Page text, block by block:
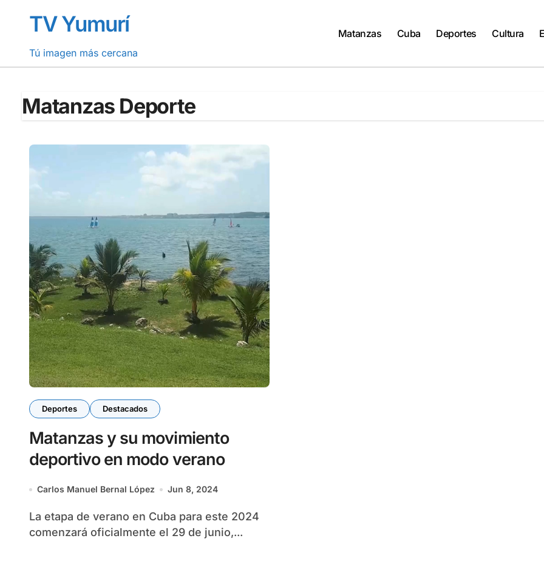
contenidoTV Yumurí
Tú imagen más cercana
Matanzas Cuba Deportes Cultura
Matanzas Deporte
Deportes Destacados
Matanzas y su movimiento
deportivo en modo verano
Carlos Manuel Bernal López Jun 8, 2024
La etapa de verano en Cuba para este 2024
comenzará oficialmente el 29 de junio,...